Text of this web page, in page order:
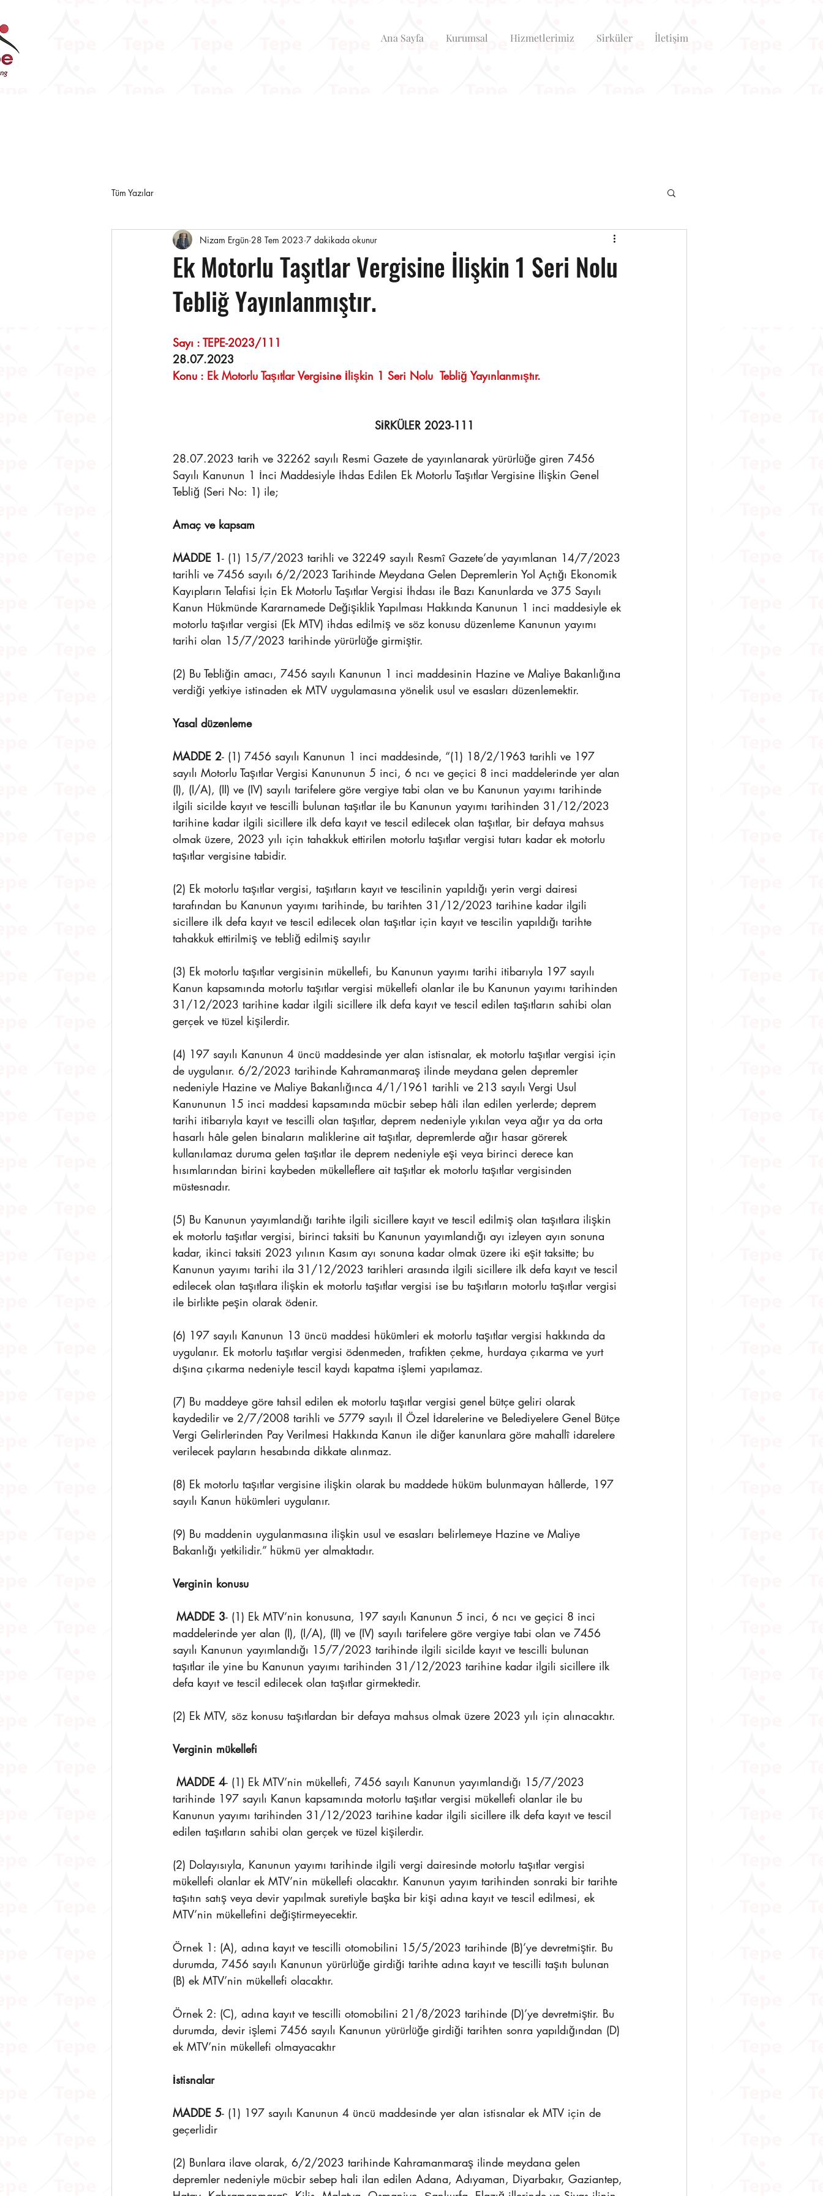
Ana Sayfa Kurumsal Hizmetlerimiz Sirküler İletişim
Tüm Yazılar
Ek Motorlu Taşıtlar Vergisine İlişkin 1 Seri Nolu
Tebliğ Yayınlanmıştır.
Nizam Ergün 28 Tem 2023 7 dakikada okunur
28.07.2023
Konu : Ek Motorlu Taşıtlar Vergisine İlişkin 1 Seri Nolu  Tebliğ Yayınlanmıştır.
SİRKÜLER 2023-111
28.07.2023 tarih ve 32262 sayılı Resmi Gazete de yayınlanarak yürürlüğe giren 7456
Sayılı Kanunun 1 İnci Maddesiyle İhdas Edilen Ek Motorlu Taşıtlar Vergisine İlişkin Genel
Tebliğ (Seri No: 1) ile;
Amaç ve kapsam
MADDE 1- (1) 15/7/2023 tarihli ve 32249 sayılı Resmî Gazete’de yayımlanan 14/7/2023
tarihli ve 7456 sayılı 6/2/2023 Tarihinde Meydana Gelen Depremlerin Yol Açtığı Ekonomik
Kayıpların Telafisi İçin Ek Motorlu Taşıtlar Vergisi İhdası ile Bazı Kanunlarda ve 375 Sayılı
Kanun Hükmünde Kararnamede Değişiklik Yapılması Hakkında Kanunun 1 inci maddesiyle ek
motorlu taşıtlar vergisi (Ek MTV) ihdas edilmiş ve söz konusu düzenleme Kanunun yayımı
tarihi olan 15/7/2023 tarihinde yürürlüğe girmiştir.
(2) Bu Tebliğin amacı, 7456 sayılı Kanunun 1 inci maddesinin Hazine ve Maliye Bakanlığına
verdiği yetkiye istinaden ek MTV uygulamasına yönelik usul ve esasları düzenlemektir.
Yasal düzenleme
MADDE 2- (1) 7456 sayılı Kanunun 1 inci maddesinde, “(1) 18/2/1963 tarihli ve 197
sayılı Motorlu Taşıtlar Vergisi Kanununun 5 inci, 6 ncı ve geçici 8 inci maddelerinde yer alan
(I), (I/A), (II) ve (IV) sayılı tarifelere göre vergiye tabi olan ve bu Kanunun yayımı tarihinde
ilgili sicilde kayıt ve tescilli bulunan taşıtlar ile bu Kanunun yayımı tarihinden 31/12/2023
tarihine kadar ilgili sicillere ilk defa kayıt ve tescil edilecek olan taşıtlar, bir defaya mahsus
olmak üzere, 2023 yılı için tahakkuk ettirilen motorlu taşıtlar vergisi tutarı kadar ek motorlu
taşıtlar vergisine tabidir.
(2) Ek motorlu taşıtlar vergisi, taşıtların kayıt ve tescilinin yapıldığı yerin vergi dairesi
tarafından bu Kanunun yayımı tarihinde, bu tarihten 31/12/2023 tarihine kadar ilgili
sicillere ilk defa kayıt ve tescil edilecek olan taşıtlar için kayıt ve tescilin yapıldığı tarihte
tahakkuk ettirilmiş ve tebliğ edilmiş sayılır
(3) Ek motorlu taşıtlar vergisinin mükellefi, bu Kanunun yayımı tarihi itibarıyla 197 sayılı
Kanun kapsamında motorlu taşıtlar vergisi mükellefi olanlar ile bu Kanunun yayımı tarihinden
31/12/2023 tarihine kadar ilgili sicillere ilk defa kayıt ve tescil edilen taşıtların sahibi olan
gerçek ve tüzel kişilerdir.
(4) 197 sayılı Kanunun 4 üncü maddesinde yer alan istisnalar, ek motorlu taşıtlar vergisi için
de uygulanır. 6/2/2023 tarihinde Kahramanmaraş ilinde meydana gelen depremler
nedeniyle Hazine ve Maliye Bakanlığınca 4/1/1961 tarihli ve 213 sayılı Vergi Usul
Kanununun 15 inci maddesi kapsamında mücbir sebep hâli ilan edilen yerlerde; deprem
tarihi itibarıyla kayıt ve tescilli olan taşıtlar, deprem nedeniyle yıkılan veya ağır ya da orta
hasarlı hâle gelen binaların maliklerine ait taşıtlar, depremlerde ağır hasar görerek
kullanılamaz duruma gelen taşıtlar ile deprem nedeniyle eşi veya birinci derece kan
hısımlarından birini kaybeden mükelleflere ait taşıtlar ek motorlu taşıtlar vergisinden
müstesnadır.
(5) Bu Kanunun yayımlandığı tarihte ilgili sicillere kayıt ve tescil edilmiş olan taşıtlara ilişkin
ek motorlu taşıtlar vergisi, birinci taksiti bu Kanunun yayımlandığı ayı izleyen ayın sonuna
kadar, ikinci taksiti 2023 yılının Kasım ayı sonuna kadar olmak üzere iki eşit taksitte; bu
Kanunun yayımı tarihi ila 31/12/2023 tarihleri arasında ilgili sicillere ilk defa kayıt ve tescil
edilecek olan taşıtlara ilişkin ek motorlu taşıtlar vergisi ise bu taşıtların motorlu taşıtlar vergisi
ile birlikte peşin olarak ödenir.
(6) 197 sayılı Kanunun 13 üncü maddesi hükümleri ek motorlu taşıtlar vergisi hakkında da
uygulanır. Ek motorlu taşıtlar vergisi ödenmeden, trafikten çekme, hurdaya çıkarma ve yurt
dışına çıkarma nedeniyle tescil kaydı kapatma işlemi yapılamaz.
(7) Bu maddeye göre tahsil edilen ek motorlu taşıtlar vergisi genel bütçe geliri olarak
kaydedilir ve 2/7/2008 tarihli ve 5779 sayılı İl Özel İdarelerine ve Belediyelere Genel Bütçe
Vergi Gelirlerinden Pay Verilmesi Hakkında Kanun ile diğer kanunlara göre mahallî idarelere
verilecek payların hesabında dikkate alınmaz.
(8) Ek motorlu taşıtlar vergisine ilişkin olarak bu maddede hüküm bulunmayan hâllerde, 197
sayılı Kanun hükümleri uygulanır.
(9) Bu maddenin uygulanmasına ilişkin usul ve esasları belirlemeye Hazine ve Maliye
Bakanlığı yetkilidir.” hükmü yer almaktadır.
Verginin konusu
MADDE 3- (1) Ek MTV’nin konusuna, 197 sayılı Kanunun 5 inci, 6 ncı ve geçici 8 inci
maddelerinde yer alan (I), (I/A), (II) ve (IV) sayılı tarifelere göre vergiye tabi olan ve 7456
sayılı Kanunun yayımlandığı 15/7/2023 tarihinde ilgili sicilde kayıt ve tescilli bulunan
taşıtlar ile yine bu Kanunun yayımı tarihinden 31/12/2023 tarihine kadar ilgili sicillere ilk
defa kayıt ve tescil edilecek olan taşıtlar girmektedir.
(2) Ek MTV, söz konusu taşıtlardan bir defaya mahsus olmak üzere 2023 yılı için alınacaktır.
Verginin mükellefi
MADDE 4- (1) Ek MTV’nin mükellefi, 7456 sayılı Kanunun yayımlandığı 15/7/2023
tarihinde 197 sayılı Kanun kapsamında motorlu taşıtlar vergisi mükellefi olanlar ile bu
Kanunun yayımı tarihinden 31/12/2023 tarihine kadar ilgili sicillere ilk defa kayıt ve tescil
edilen taşıtların sahibi olan gerçek ve tüzel kişilerdir.
(2) Dolayısıyla, Kanunun yayımı tarihinde ilgili vergi dairesinde motorlu taşıtlar vergisi
mükellefi olanlar ek MTV’nin mükellefi olacaktır. Kanunun yayım tarihinden sonraki bir tarihte
taşıtın satış veya devir yapılmak suretiyle başka bir kişi adına kayıt ve tescil edilmesi, ek
MTV’nin mükellefini değiştirmeyecektir.
Örnek 1: (A), adına kayıt ve tescilli otomobilini 15/5/2023 tarihinde (B)’ye devretmiştir. Bu
durumda, 7456 sayılı Kanunun yürürlüğe girdiği tarihte adına kayıt ve tescilli taşıtı bulunan
(B) ek MTV’nin mükellefi olacaktır.
Örnek 2: (C), adına kayıt ve tescilli otomobilini 21/8/2023 tarihinde (D)’ye devretmiştir. Bu
durumda, devir işlemi 7456 sayılı Kanunun yürürlüğe girdiği tarihten sonra yapıldığından (D)
ek MTV’nin mükellefi olmayacaktır
İstisnalar
MADDE 5- (1) 197 sayılı Kanunun 4 üncü maddesinde yer alan istisnalar ek MTV için de
geçerlidir
(2) Bunlara ilave olarak, 6/2/2023 tarihinde Kahramanmaraş ilinde meydana gelen
depremler nedeniyle mücbir sebep hali ilan edilen Adana, Adıyaman, Diyarbakır, Gaziantep,